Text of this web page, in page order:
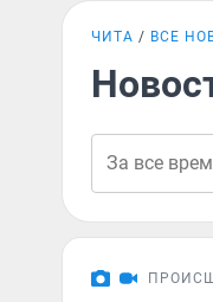
ЧИТА ВСЕ